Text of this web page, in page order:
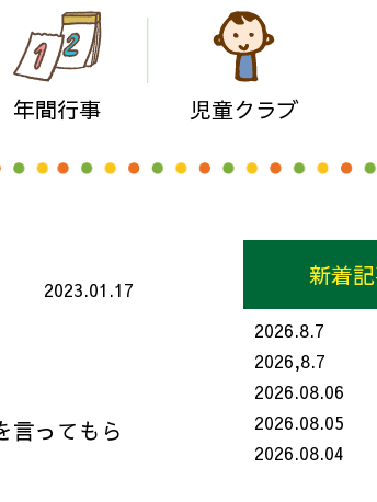
年間行事 児童クラブ
2023.01.17
言ってもら
新着
2026.8.7
2026,8.7
2026.08.06
2026.08.05
2026.08.04